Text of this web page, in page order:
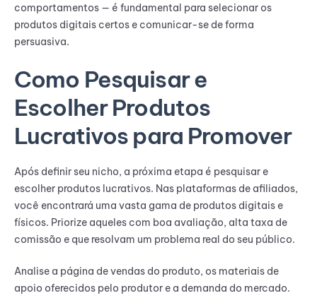
comportamentos — é fundamental para selecionar os
produtos digitais certos e comunicar-se de forma
persuasiva.
Como Pesquisar e
Escolher Produtos
Lucrativos para Promover
Após definir seu nicho, a próxima etapa é pesquisar e
escolher produtos lucrativos. Nas plataformas de afiliados,
você encontrará uma vasta gama de produtos digitais e
físicos. Priorize aqueles com boa avaliação, alta taxa de
comissão e que resolvam um problema real do seu público.
Analise a página de vendas do produto, os materiais de
apoio oferecidos pelo produtor e a demanda do mercado.